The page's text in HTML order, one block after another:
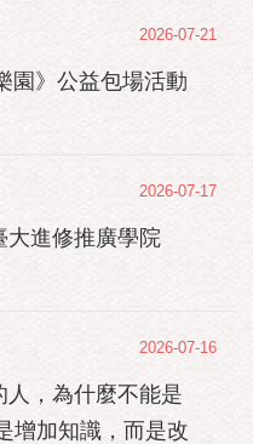
園》公益包場活動
2026-07-21
大進修推廣學院
2026-07-17
，為什麼不能是
增加知識，而是改
2026-07-16